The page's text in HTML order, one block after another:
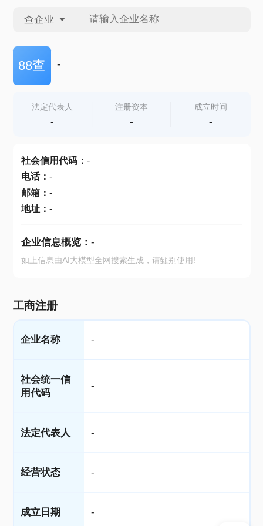
查企业
查企业
查产地
88查 -
法定代表人
-
注册资本
-
成立时间
-
社会信用代码： -
电话： -
邮箱： -
地址： -
企业信息概览： -
如上信息由AI大模型全网搜索生成，请甄别使用!
工商注册
企业名称 -
社会统一信
用代码
-
法定代表人 -
经营状态 -
成立日期 -